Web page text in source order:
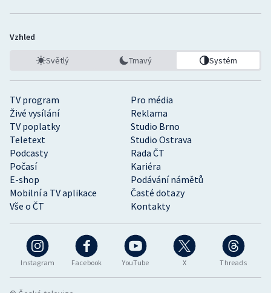
Instagram Facebook YouTube X Threads
TV program
Pro média
Živé vysílání
Reklama
TV poplatky
Studio Brno
Teletext
Studio Ostrava
Podcasty
Rada ČT
Počasí
Kariéra
E-shop
Podávání námětů
Mobilní a TV aplikace
Časté dotazy
Vše o ČT
Kontakty
Vzhled
Světlý Tmavý Systém